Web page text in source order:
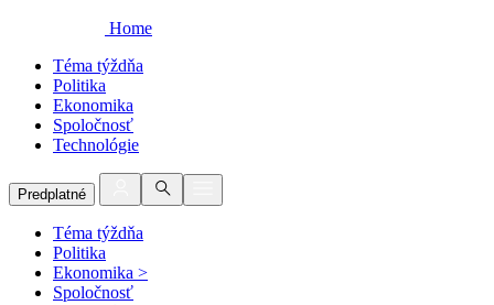
Home
Téma týždňa
Politika
Ekonomika
Spoločnosť
Technológie
Predplatné
Téma týždňa
Politika
Ekonomika >
Spoločnosť